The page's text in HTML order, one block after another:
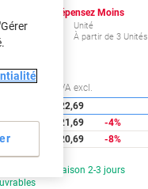
Dépensez Moins
Unité
À partir de 3 Unités
TVA excl.
€22,69
€21,69
-4%
€20,69 -8%
Livraison 2-3 jours